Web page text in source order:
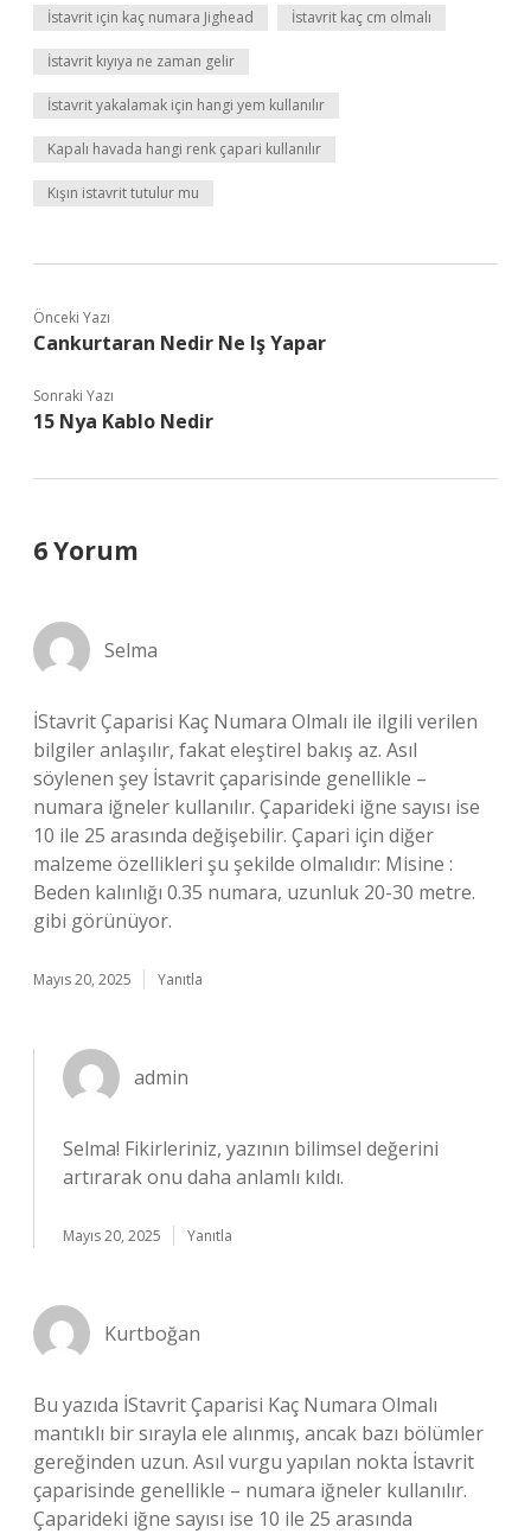
İstavrit için kaç numara Jighead İstavrit kaç cm olmalı
İstavrit kıyıya ne zaman gelir
İstavrit yakalamak için hangi yem kullanılır
Kapalı havada hangi renk çapari kullanılır
Kışın istavrit tutulur mu
Önceki Yazı
Cankurtaran Nedir Ne Iş Yapar
Sonraki Yazı
15 Nya Kablo Nedir
6 Yorum
Selma
İStavrit Çaparisi Kaç Numara Olmalı ile ilgili verilen
bilgiler anlaşılır, fakat eleştirel bakış az. Asıl
söylenen şey İstavrit çaparisinde genellikle –
numara iğneler kullanılır. Çaparideki iğne sayısı ise
10 ile 25 arasında değişebilir. Çapari için diğer
malzeme özellikleri şu şekilde olmalıdır: Misine :
Beden kalınlığı 0.35 numara, uzunluk 20-30 metre.
gibi görünüyor.
Mayıs 20, 2025 Yanıtla
admin
Selma! Fikirleriniz, yazının bilimsel değerini
artırarak onu daha anlamlı kıldı.
Mayıs 20, 2025 Yanıtla
Kurtboğan
Bu yazıda İStavrit Çaparisi Kaç Numara Olmalı
mantıklı bir sırayla ele alınmış, ancak bazı bölümler
gereğinden uzun. Asıl vurgu yapılan nokta İstavrit
çaparisinde genellikle – numara iğneler kullanılır.
Çaparideki iğne sayısı ise 10 ile 25 arasında